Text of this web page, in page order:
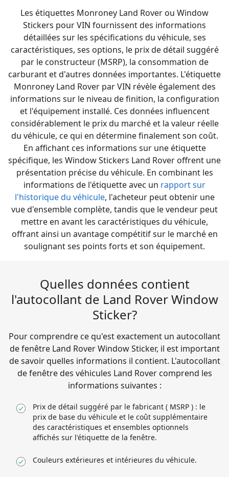
Les étiquettes Monroney Land Rover ou Window
Stickers pour VIN fournissent des informations
détaillées sur les spécifications du véhicule, ses
caractéristiques, ses options, le prix de détail suggéré
par le constructeur (MSRP), la consommation de
carburant et d'autres données importantes. L'étiquette
Monroney Land Rover par VIN révèle également des
informations sur le niveau de finition, la configuration
et l'équipement installé. Ces données influencent
considérablement le prix du marché et la valeur réelle
du véhicule, ce qui en détermine finalement son coût.
En affichant ces informations sur une étiquette
spécifique, les Window Stickers Land Rover offrent une
présentation précise du véhicule. En combinant les
informations de l'étiquette avec un rapport sur
l'historique du véhicule, l'acheteur peut obtenir une
vue d'ensemble complète, tandis que le vendeur peut
mettre en avant les caractéristiques du véhicule,
offrant ainsi un avantage compétitif sur le marché en
soulignant ses points forts et son équipement.
Quelles données contient
l'autocollant de Land Rover Window
Sticker?
Pour comprendre ce qu'est exactement un autocollant
de fenêtre Land Rover Window Sticker, il est important
de savoir quelles informations il contient. L'autocollant
de fenêtre des véhicules Land Rover comprend les
informations suivantes :
Prix de détail suggéré par le fabricant ( MSRP ) : le
prix de base du véhicule et le coût supplémentaire
des caractéristiques et ensembles optionnels
affichés sur l'étiquette de la fenêtre.
Couleurs extérieures et intérieures du véhicule.